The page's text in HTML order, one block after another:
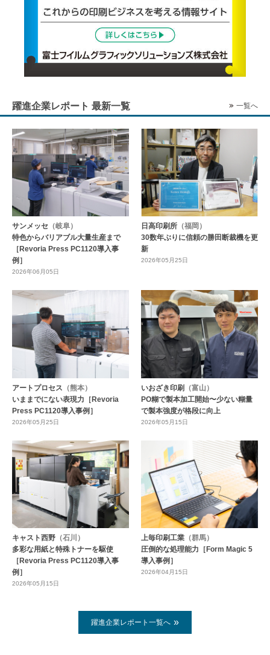
躍進企業レポート 最新一覧 一覧へ
サンメッセ （岐阜）
特色からバリアブル大量生産まで
［Revoria Press PC1120導入事
例］
2026年06月05日
日高印刷所 （福岡）
30数年ぶりに信頼の勝田断裁機を更
新
2026年05月25日
アートプロセス （熊本）
いままでにない表現力［Revoria
Press PC1120導入事例］
2026年05月25日
いおざき印刷
（富山）
PO糊で製本加工開始〜少ない糊量
で製本強度が格段に向上
2026年05月15日
キャスト西野 （石川）
多彩な用紙と特殊トナーを駆使
［Revoria Press PC1120導入事
例］
2026年05月15日
上毎印刷工業 （群馬）
圧倒的な処理能力［Form Magic 5
導入事例］
2026年04月15日
躍進企業レポート一覧へ